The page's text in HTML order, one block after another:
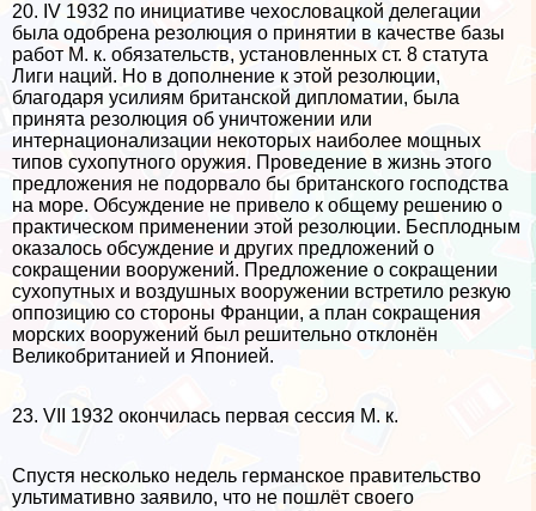
20. IV 1932 по инициативе чехословацкой делегации
была одобрена резолюция о принятии в качестве базы
работ М. к. обязательств, установленных ст. 8 статута
Лиги наций. Но в дополнение к этой резолюции,
благодаря усилиям британской дипломатии, была
принята резолюция об уничтожении или
интернационализации некоторых наиболее мощных
типов сухопутного оружия. Проведение в жизнь этого
предложения не подорвало бы британского господства
на море. Обсуждение не привело к общему решению о
пpaктическом применении этой резолюции. Бесплодным
оказалось обсуждение и других предложений о
сокращении вооружений. Предложение о сокращении
сухопутных и воздушных вооружении встретило резкую
оппозицию со стороны Франции, а план сокращения
морских вооружений был решительно отклонён
Великобританией и Японией.
23. VII 1932 окончилась первая сессия М. к.
Спустя несколько недель германское правительство
ультимативно заявило, что не пошлёт своего